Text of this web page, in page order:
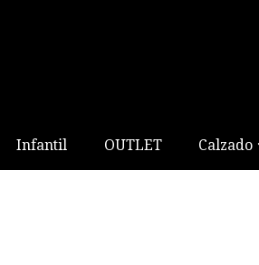
Infantil OUTLET Calzado